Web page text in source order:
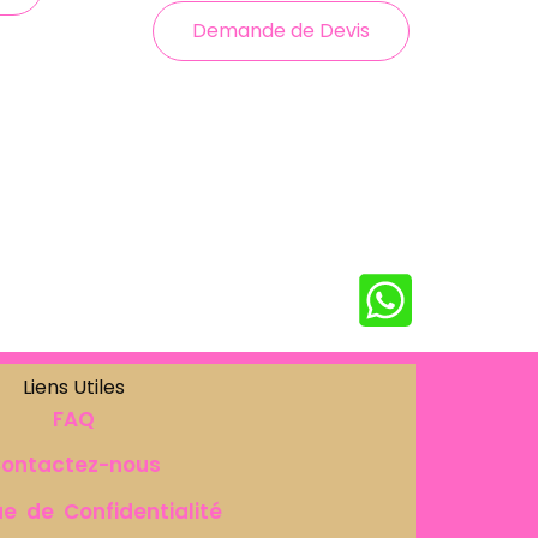
Demande de Devis
Liens Utiles
FAQ
nous
de Confidentialité